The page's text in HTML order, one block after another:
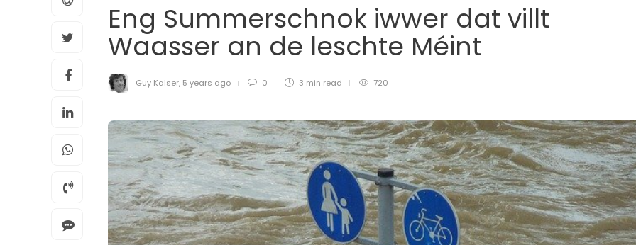
Eng Summerschnok iwwer dat villt
Waasser an de leschte Méint
Guy Kaiser, 5 years ago 0 3 min read 720